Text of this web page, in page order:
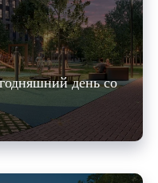
день со